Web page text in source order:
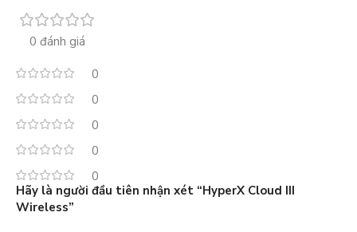
0 đánh giá
0
0
0
0
0
Hãy là người đầu tiên nhận xét “HyperX Cloud III
Wireless”